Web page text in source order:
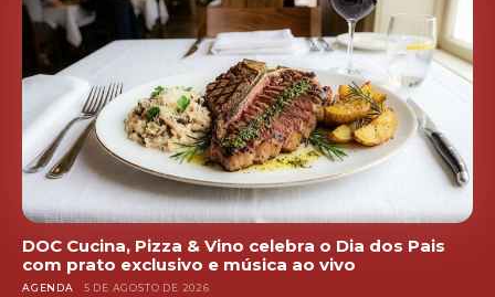
DOC Cucina, Pizza & Vino celebra o Dia dos Pais
com prato exclusivo e música ao vivo
AGENDA 5 DE AGOSTO DE 2026